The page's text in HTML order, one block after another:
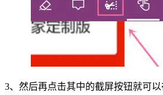
3、然后再点击其中的截屏按钮就可